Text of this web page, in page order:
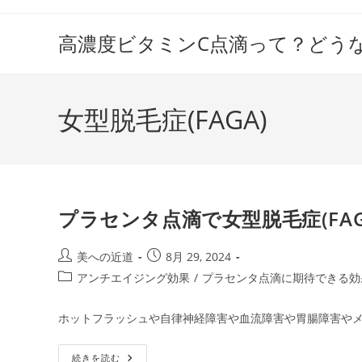
高濃度ビタミンC点滴って？どう
女型脱毛症(FAGA)
プラセンタ点滴で女型脱毛症
投
稿
美への近道
投
稿
日:
8月 29, 2024
投
カ
テ
ゴ
アンチエイジング効果 / プラセンタ点滴に期待できる
ホットフラッシュや自律神経障害や血流障害や胃腸障害や
続きを読む プ